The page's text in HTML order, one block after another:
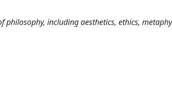
philosophy, including aesthetics, ethics,